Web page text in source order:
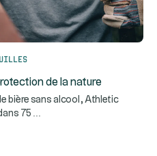
de la nature
bière sans alcool, Athletic
75